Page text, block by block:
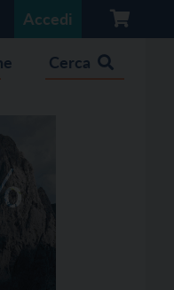
Accedi
Cerca